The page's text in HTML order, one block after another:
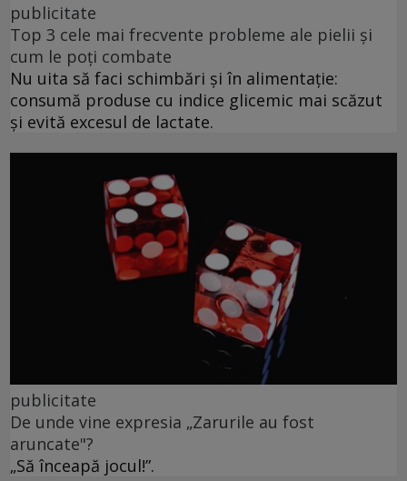
publicitate
Top 3 cele mai frecvente probleme ale pielii și
cum le poți combate
Nu uita să faci schimbări și în alimentație:
consumă produse cu indice glicemic mai scăzut
și evită excesul de lactate.
publicitate
De unde vine expresia „Zarurile au fost
aruncate"?
„Să înceapă jocul!”.